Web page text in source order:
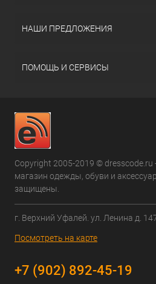
НАШИ ПРЕДЛОЖЕНИЯ
ПОМОЩЬ И СЕРВИСЫ
Copyright 2005-2019 © dresscode.ru
магазин одежды, обуви и
защищены.
г. Верхний Уфалей. ул. Ленина д.
Посмотреть на карте
+7 (902) 892-45-19